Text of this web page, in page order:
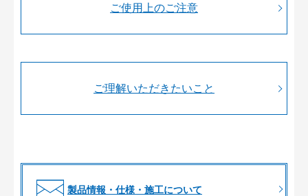
ご使用上のご注意
ご理解いただきたいこと
製品情報・仕様・施工について